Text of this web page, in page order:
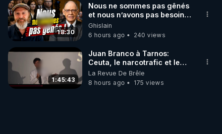
18:30
Nous ne sommes pas gênés
et nous n’avons pas besoin
de nous excuser ! #jw
#jehovah #collegecentral
Ghislain
6 hours ago
240 views
1:45:43
Juan Branco à Tarnos:
Ceuta, le narcotrafic et le
pouvoir en France
La Revue De Brêle
8 hours ago
175 views